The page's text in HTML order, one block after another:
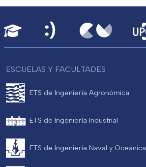
ESCUELAS Y FACULTADES
ETS de Ingeniería Agronómica
ETS de Ingeniería Industrial
ETS de Ingeniería Naval y Oceánica